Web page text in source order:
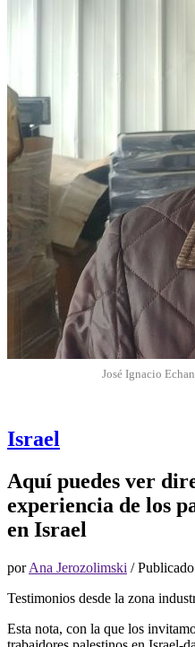
José Ignacio
Israel
Aquí puedes ver
experiencia de los
en Israel
porAna Jerozolimski /
Testimonios desde la zona
Esta nota, con la que los